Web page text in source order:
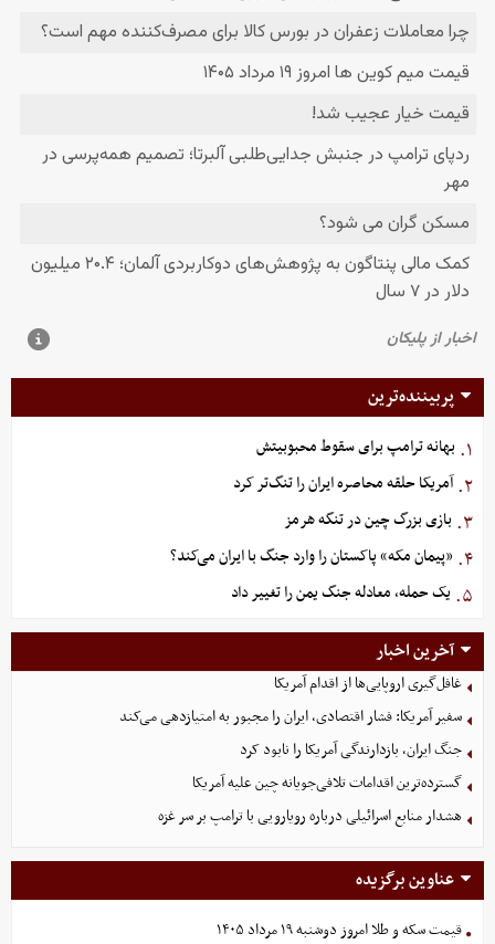
پربیننده‌ترین
۱. بهانه ترامپ برای سقوط محبوبیتش
۲. آمریکا حلقه محاصره ایران را تنگ‌تر کرد
۳. بازی بزرگ چین در تنگه هرمز
۴. «پیمان مکه» پاکستان را وارد جنگ با ایران می‌کند؟
۵. یک حمله، معادله جنگ یمن را تغییر داد
آخرین اخبار
غافل‌گیری اروپایی‌ها از اقدام آمریکا
سفیر آمریکا: فشار اقتصادی، ایران را مجبور به امتیازدهی می‌کند
جنگ ایران، بازدارندگی آمریکا را نابود کرد
گسترده‌ترین اقدامات تلافی‌جویانه چین علیه آمریکا
هشدار منابع اسرائیلی درباره رویارویی با ترامپ بر سر غزه
عناوین برگزیده
قیمت سکه و طلا امروز دوشنبه ۱۹ مرداد ۱۴۰۵